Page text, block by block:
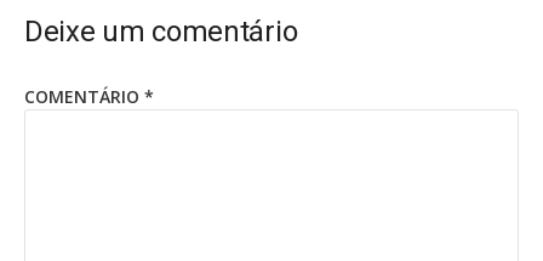
Deixe um comentário
COMENTÁRIO *